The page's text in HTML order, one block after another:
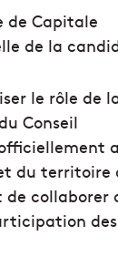
de Capitale
de la
le rôle de
Conseil
du territoire
collaborer
des